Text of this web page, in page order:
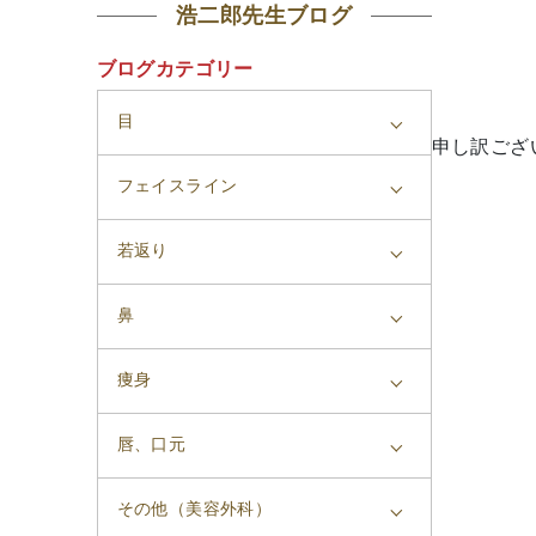
浩二郎先生ブログ
ブログカテゴリー
目
フェイスライン
若返り
鼻
痩身
唇、口元
その他（美容外科）
申し訳ご